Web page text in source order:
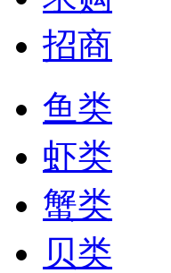
招商
鱼类
虾类
蟹类
贝类